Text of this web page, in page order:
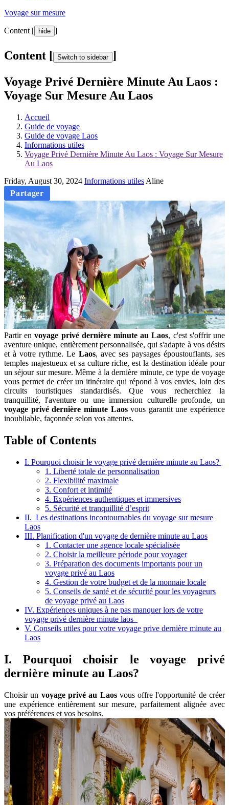
Voyage sur mesure
Content [ hide ]
Content [ Switch to sidebar ]
Voyage Privé Dernière Minute Au Laos :
Voyage Sur Mesure Au Laos
Accueil
Guide de voyage
Guide de voyage Laos
Informations utiles
Voyage Privé Dernière Minute Au Laos : Voyage Sur Mesure
Au Laos
Friday, August 30, 2024 Informations utiles Aline
Partager
Partir envoyage privé dernière minute au Laos, c'est s'offrir une
aventure unique, entièrement personnalisée, qui s'adapte à vos désirs
et à votre rythme. Le Laos, avec ses paysages époustouflants, ses
temples majestueux et sa culture riche, est la destination idéale pour
un séjour sur mesure. Même à la dernière minute, ce type de voyage
vous permet de créer un itinéraire qui répond à vos envies, loin des
circuits touristiques standardisés. Que vous recherchiez la
tranquillité, l'aventure ou une immersion culturelle profonde, un
voyage privé dernière minute Laosvous garantit une expérience
inoubliable, façonnée selon vos attentes.
Table of Contents
I. Pourquoi choisir le voyage privé dernière minute au Laos?
1. Liberté totale de personnalisation
2. Flexibilité maximale
3. Confort et intimité
4. Expériences authentiques et immersives
5. Sécurité et tranquillité d’esprit
II. Les destinations incontournables du voyage sur mesure
Laos
III. Planification d'un voyage de dernière minute au Laos
1. Contacter une agence locale spécialisée
2. Choisir la meilleure période pour voyager
3. Préparation des documents importants pour un
voyage privé au Laos
4. Gestion de votre budget et de la monnaie locale
5. Conseils de santé et de sécurité pour les voyageurs
de voyage privé au Laos
IV. Expériences uniques à ne pas manquer lors de votre
voyage privé dernière minute laos
V. Conseils utiles pour votre voyage prive dernière minute au
Laos
I. Pourquoi choisir le voyage privé
dernière minute au Laos?
Choisir un voyage privé au Laosvous offre l'opportunité de créer
une expérience entièrement sur mesure, parfaitement alignée avec
vos préférences et vos besoins.